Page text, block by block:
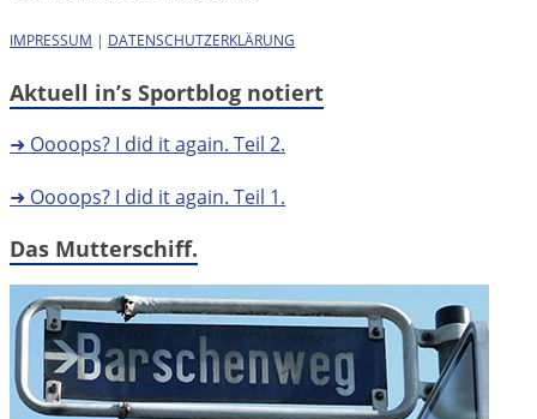
IMPRESSUM | DATENSCHUTZERKLÄRUNG
Aktuell in’s Sportblog notiert
➜ Oooops? I did it again. Teil 2.
➜ Oooops? I did it again. Teil 1.
Das Mutterschiff.